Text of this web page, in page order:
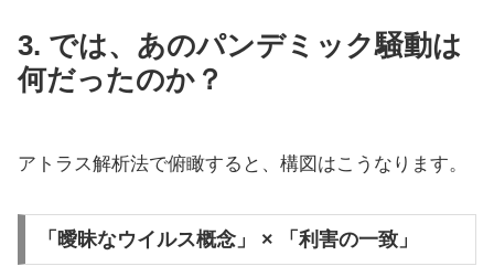
3. では、あのパンデミック騒動は
何だったのか？
アトラス解析法で俯瞰すると、構図はこうなります。
「曖昧なウイルス概念」 × 「利害の一致」